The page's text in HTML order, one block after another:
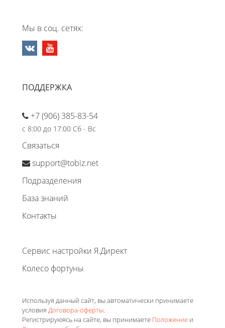
Мы в соц. сетях:
ПОДДЕРЖКА
+7 (906) 385-83-54
с 8:00 до 17:00 Сб - Вс
Связаться
support@tobiz.net
Подразделения
База знаний
Контакты
Сервис настройки Я.Директ
Колесо фортуны
Используя данный сайт, вы автоматически принимаете
условия Договора-оферты.
Регистрируюясь на сайте, вы принимаете Положение и